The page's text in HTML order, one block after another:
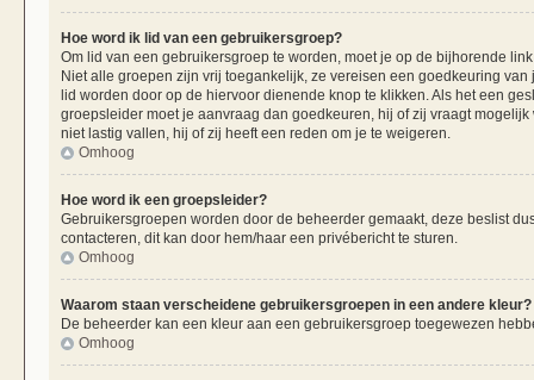
Hoe word ik lid van een gebruikersgroep?
Om lid van een gebruikersgroep te worden, moet je op de bijhorende
Niet alle groepen zijn vrij toegankelijk, ze vereisen een goedkeuring
lid worden door op de hiervoor dienende knop te klikken. Als het een
groepsleider moet je aanvraag dan goedkeuren, hij of zij vraagt
niet lastig vallen, hij of zij heeft een reden om je te weigeren.
Omhoog
Hoe word ik een groepsleider?
Gebruikersgroepen worden door de beheerder gemaakt, deze beslist
contacteren, dit kan door hem/haar een privébericht te sturen.
Omhoog
Waarom staan verscheidene gebruikersgroepen in een andere kleur?
De beheerder kan een kleur aan een gebruikersgroep toegewezen
Omhoog